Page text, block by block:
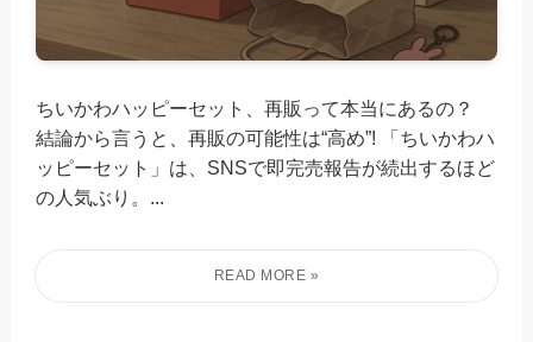
ちいかわハッピーセット、再販って本当にあるの？
結論から言うと、再販の可能性は“高め”! 「ちいかわハ
ッピーセット」は、SNSで即完売報告が続出するほど
の人気ぶり。...